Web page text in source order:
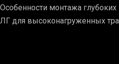
Особенности монтажа
ЛГ для высоконагруженных